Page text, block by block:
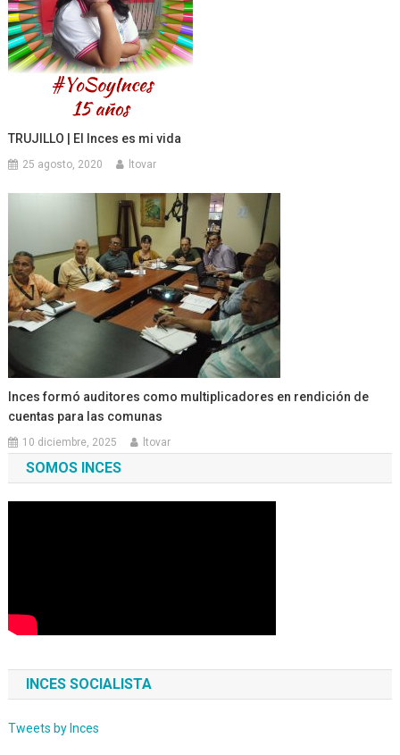
TRUJILLO | El Inces es mi vida
25 agosto, 2020 ltovar
Inces formó auditores como multiplicadores en rendición de
cuentas para las comunas
10 diciembre, 2025 ltovar
SOMOS INCES
INCES SOCIALISTA
Tweets by Inces